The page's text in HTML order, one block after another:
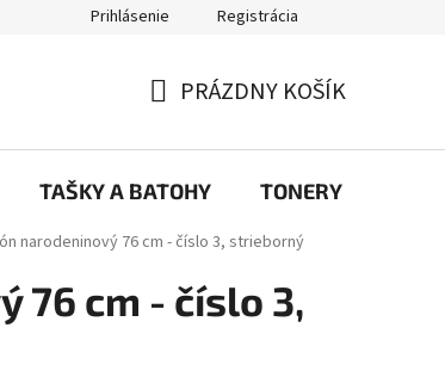
Prečo eRKa papiernictvo – kvalita, výber a spokojnosť |
Prihlásenie Registrácia
KOŠÍK
PRÁZDNY KOŠÍK
TAŠKY A BATOHY TONERY
narodeninový 76 cm - číslo 3, strieborný
76 cm - číslo 3,